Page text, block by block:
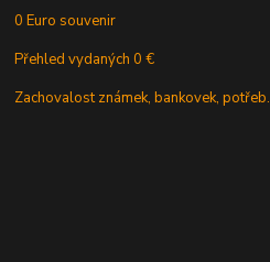
0 Euro souvenir
Přehled vydaných 0 €
Zachovalost známek, bankovek, potřeb.